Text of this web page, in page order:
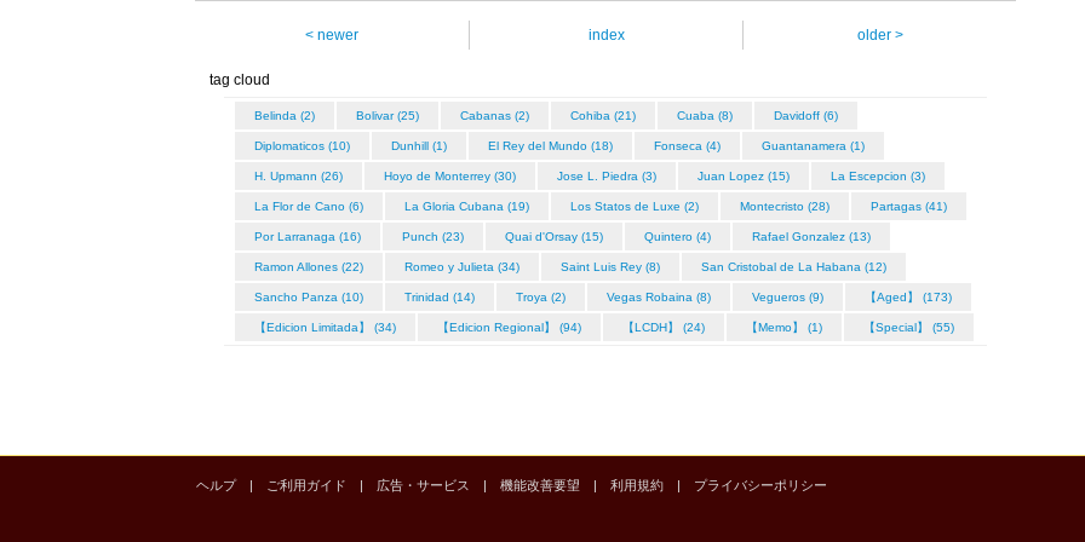
< newer index older >
tag cloud
Belinda (2) Bolivar (25) Cabanas (2) Cohiba (21) Cuaba (8) Davidoff (6)
Diplomaticos (10) Dunhill (1) El Rey del Mundo (18) Fonseca (4) Guantanamera (1)
H. Upmann (26) Hoyo de Monterrey (30) Jose L. Piedra (3) Juan Lopez (15) La Escepcion (3)
La Flor de Cano (6) La Gloria Cubana (19) Los Statos de Luxe (2) Montecristo (28) Partagas (41)
Por Larranaga (16) Punch (23) Quai d'Orsay (15) Quintero (4) Rafael Gonzalez (13)
Ramon Allones (22) Romeo y Julieta (34) Saint Luis Rey (8) San Cristobal de La Habana (12)
Sancho Panza (10) Trinidad (14) Troya (2) Vegas Robaina (8) Vegueros (9) 【Aged】 (173)
【Edicion Limitada】 (34) 【Edicion Regional】 (94) 【LCDH】 (24) 【Memo】 (1) 【Special】 (55)
ヘルプ| ご利用ガイド | 広告・サービス | 機能改善要望 | 利用規約 | プライバシーポリシー